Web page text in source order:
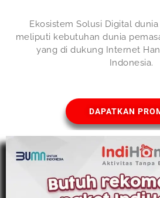
Ekosistem Solusi Digital
meliputi kebutuhan dunia
yang di dukung Internet
Indonesia.
DAPATKAN